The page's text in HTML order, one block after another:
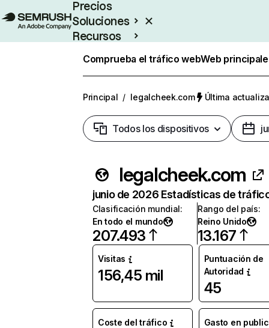
Precios
Soluciones
Recursos
Comprueba el tráfico webWeb
Principal / legalcheek.com Última
Todos los dispositivos
legalcheek.com
junio de 2026 Estadísticas de
Clasificación mundial:
En todo el mundo
207.493
Rango del país:
Reino Unido
13.167
Visitas
156,45 mil
Puntuación de
Autoridad
45
Coste del tráfico Gasto en